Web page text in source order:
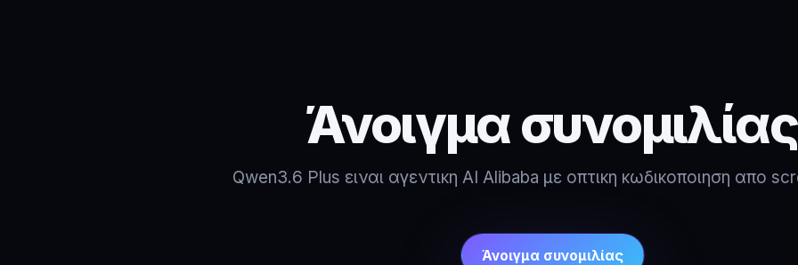
Άνοιγμα συνομιλίας
Qwen3.6 Plus ειναι αγεντικη AI Alibaba με οπτικη κωδικοποιηση απο
Άνοιγμα συνομιλίας